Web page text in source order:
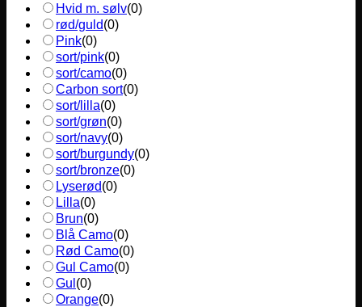
Hvid m. sølv(0)
rød/guld(0)
Pink(0)
sort/pink(0)
sort/camo(0)
Carbon sort(0)
sort/lilla(0)
sort/grøn(0)
sort/navy(0)
sort/burgundy(0)
sort/bronze(0)
Lyserød(0)
Lilla(0)
Brun(0)
Blå Camo(0)
Rød Camo(0)
Gul Camo(0)
Gul (0)
Orange(0)